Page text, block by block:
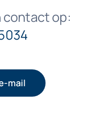
op:
mail